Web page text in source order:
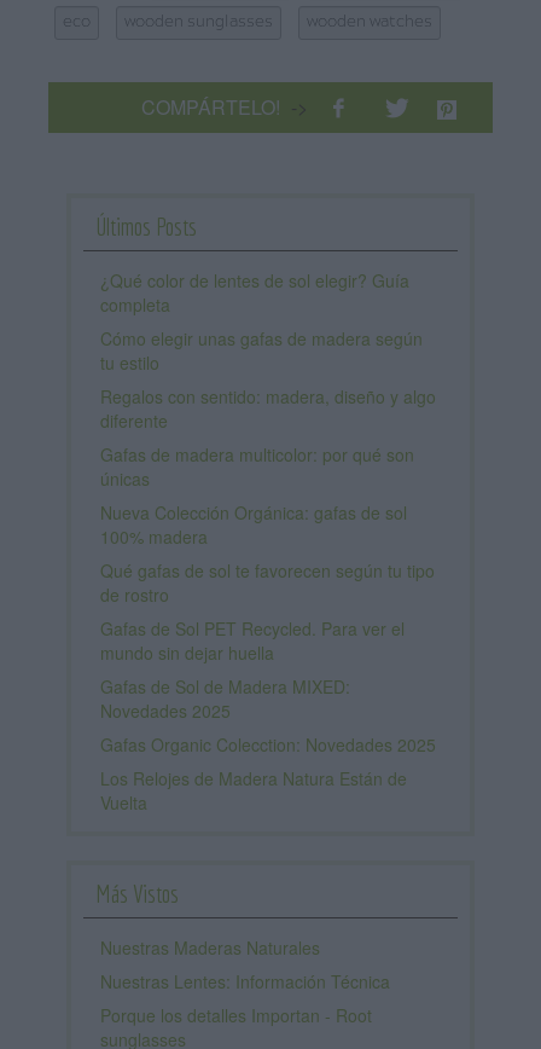
eco wooden sunglasses wooden watches
COMPÁRTELO! ->
Últimos Posts
¿Qué color de lentes de sol elegir? Guía
completa
Cómo elegir unas gafas de madera según
tu estilo
Regalos con sentido: madera, diseño y algo
diferente
Gafas de madera multicolor: por qué son
únicas
Nueva Colección Orgánica: gafas de sol
100% madera
Qué gafas de sol te favorecen según tu tipo
de rostro
Gafas de Sol PET Recycled. Para ver el
mundo sin dejar huella
Gafas de Sol de Madera MIXED:
Novedades 2025
Gafas Organic Colecction: Novedades 2025
Los Relojes de Madera Natura Están de
Vuelta
Más Vistos
Nuestras Maderas Naturales
Nuestras Lentes: Información Técnica
Porque los detalles Importan - Root
sunglasses